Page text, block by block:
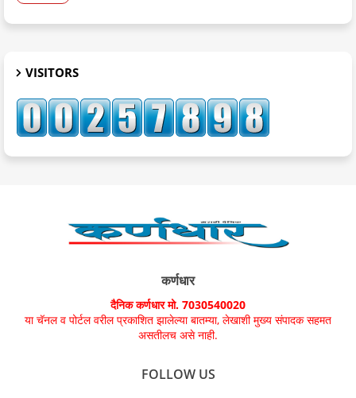
VISITORS
कर्णधार
दैनिक कर्णधार मो. 7030540020
या चॅनल व पोर्टल वरील प्रकाशित झालेल्या बातम्या, लेखाशी मुख्य संपादक सहमत
असतीलच असे नाही.
FOLLOW US